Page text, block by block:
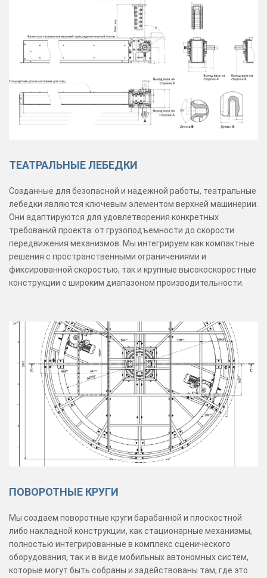
ТЕАТРАЛЬНЫЕ ЛЕБЕДКИ
Созданные для безопасной и надежной работы, театральные
лебедки являются ключевым элементом верхней машинерии.
Они адаптируются для удовлетворения конкретных
требований проекта: от грузоподъемности до скорости
передвижения механизмов. Мы интегрируем как компактные
решения с пространственными ограничениями и
фиксированной скоростью, так и крупные высокоскоростные
конструкции с широким диапазоном производительности.
ПОВОРОТНЫЕ КРУГИ
Мы создаем поворотные круги барабанной и плоскостной
либо накладной конструкции, как стационарные механизмы,
полностью интегрированные в комплекс сценического
оборудования, так и в виде мобильных автономных систем,
которые могут быть собраны и задействованы там, где это